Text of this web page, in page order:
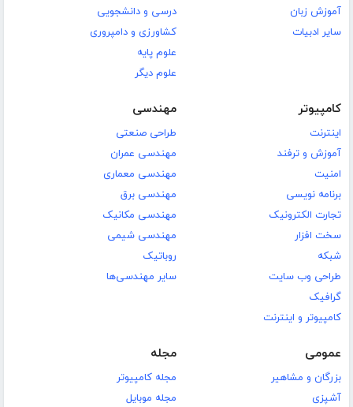
آموزش زبان
سایر ادبیات
درسی و دانشجویی
کشاورزی و دامپروری
علوم پایه
علوم دیگر
کامپیوتر
اینترنت
آموزش و ترفند
امنیت
برنامه نویسی
تجارت الکترونیک
سخت افزار
شبکه
طراحی وب سایت
گرافیک
کامپیوتر و اینترنت
مهندسی
طراحی صنعتی
مهندسی عمران
مهندسی معماری
مهندسی برق
مهندسی مکانیک
مهندسی شیمی
روباتیک
سایر مهندسی‌ها
عمومی
بزرگان و مشاهیر
آشپزی
مجله
مجله کامپیوتر
مجله موبایل